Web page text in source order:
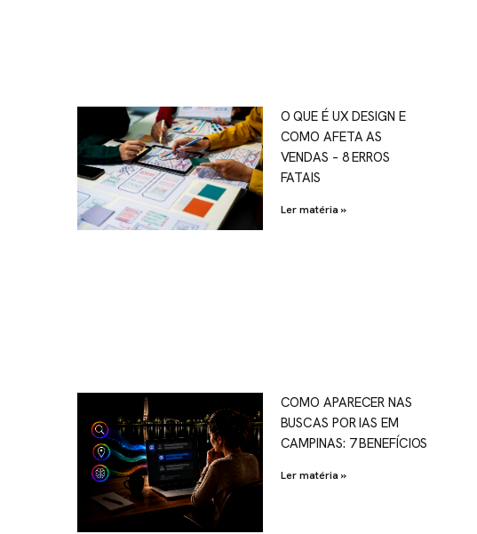
O QUE É UX DESIGN E
COMO AFETA AS
VENDAS – 8 ERROS
FATAIS
Ler matéria »
COMO APARECER NAS
BUSCAS POR IAS EM
CAMPINAS: 7 BENEFÍCIOS
Ler matéria »